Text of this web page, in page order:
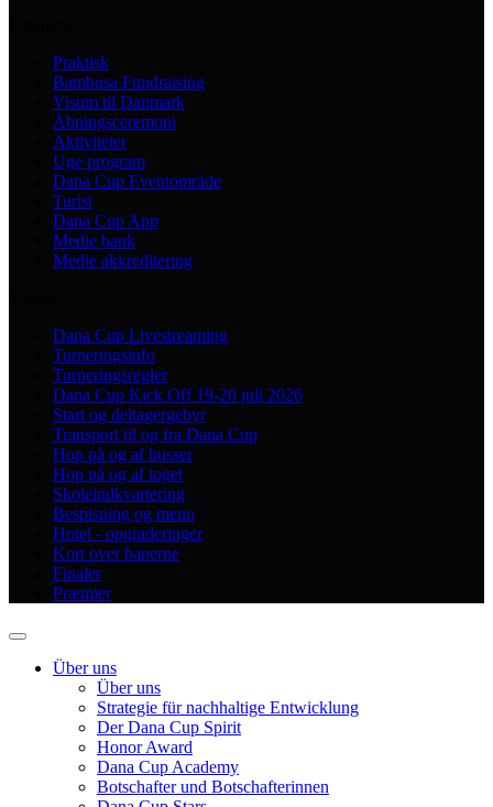
Praktisk
Bambusa Fundraising
Visum til Danmark
Åbningsceremoni
Aktiviteter
Uge program
Dana Cup Eventområde
Turist
Dana Cup App
Medie bank
Medie akkreditering
Dana Cup Livestreaming
Turneringsinfo
Turneringsregler
Dana Cup Kick Off 19-20 juli 2026
Start og deltagergebyr
Transport til og fra Dana Cup
Hop på og af busser
Hop på og af toget
Skoleindkvartering
Bespisning og menu
Hotel - opgraderinger
Kort over banerne
Finaler
Præmier
Über uns
Über uns
Strategie für nachhaltige Entwicklung
Der Dana Cup Spirit
Honor Award
Dana Cup Academy
Botschafter und Botschafterinnen